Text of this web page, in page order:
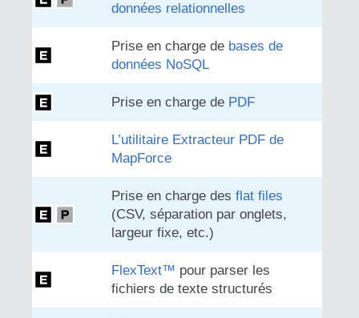
données relationnelles
Prise en charge de bases de
données NoSQL
Prise en charge de PDF
L’utilitaire Extracteur PDF de
MapForce
Prise en charge des flat files
(CSV, séparation par onglets,
largeur fixe, etc.)
FlexText™ pour parser les
fichiers de texte structurés